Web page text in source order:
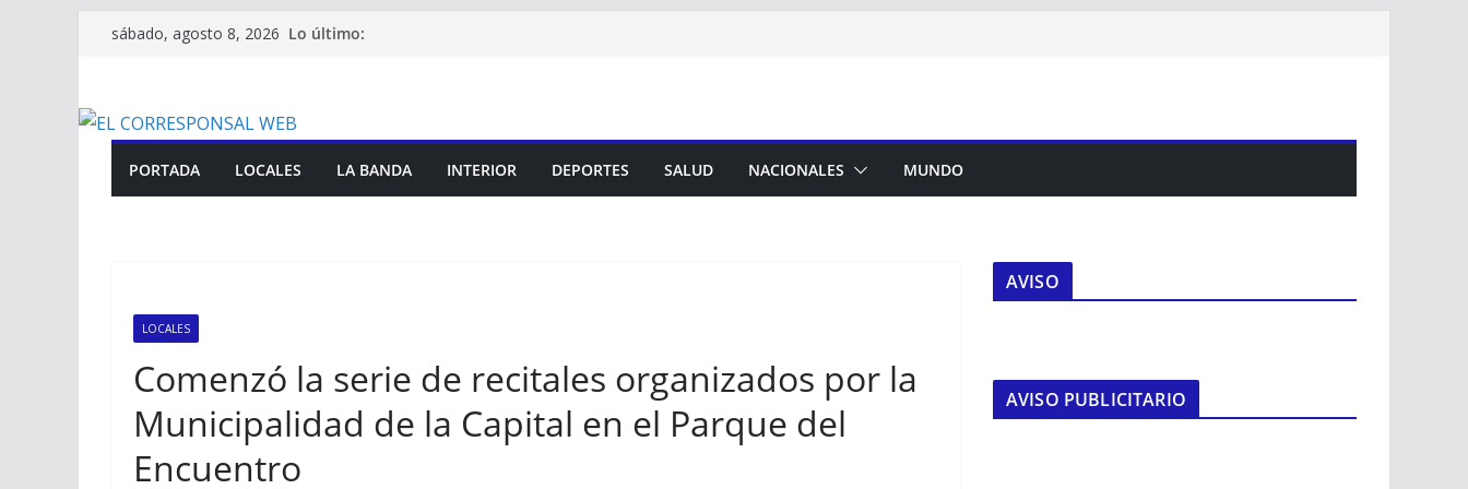
Saltarsábado, agosto 8, 2026 Lo último:
PORTADA LOCALES LA BANDA INTERIOR DEPORTES SALUD NACIONALES MUNDO
LOCALES
Comenzó la serie de recitales organizados por la
Municipalidad de la Capital en el Parque del
Encuentro
AVISO
AVISO PUBLICITARIO